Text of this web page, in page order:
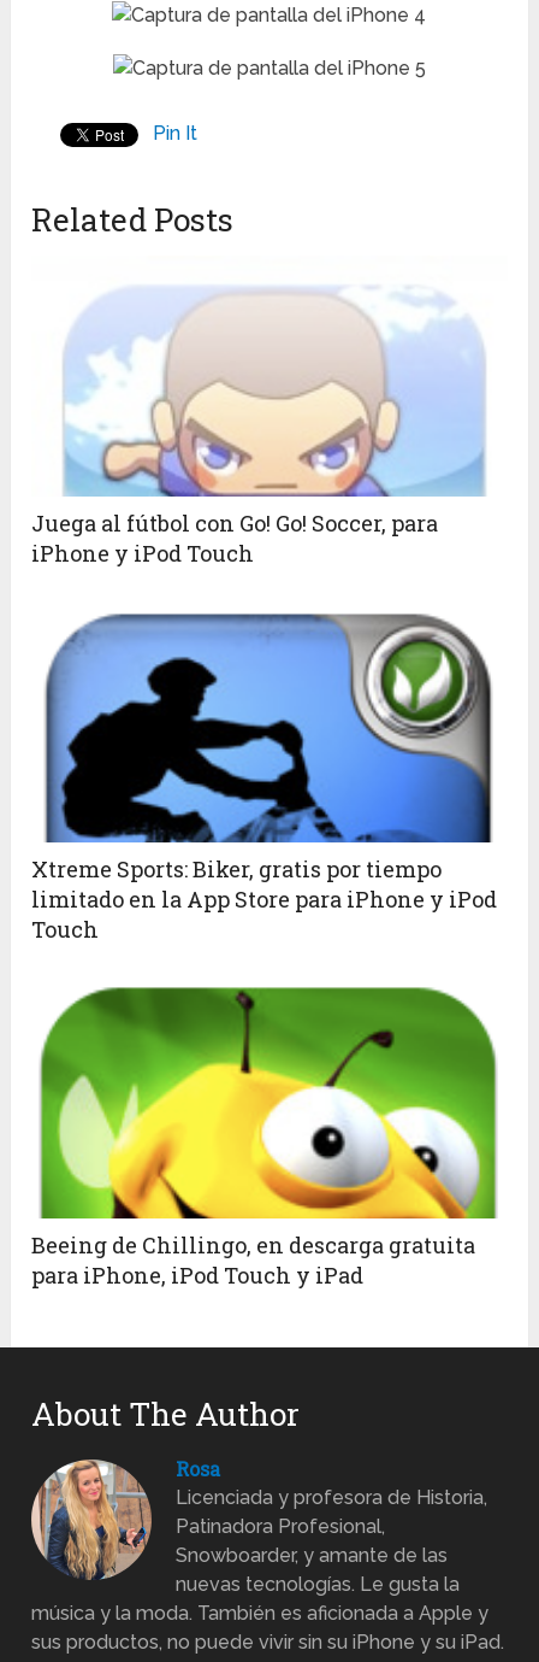
Pin It
Related Posts
Juega al fútbol con Go! Go! Soccer, para
iPhone y iPod Touch
Xtreme Sports: Biker, gratis por tiempo
limitado en la App Store para iPhone y iPod
Touch
Beeing de Chillingo, en descarga gratuita
para iPhone, iPod Touch y iPad
About The Author
Rosa
Licenciada y profesora de Historia,
Patinadora Profesional,
Snowboarder, y amante de las
nuevas tecnologías. Le gusta la
música y la moda. También es aficionada a Apple y
sus productos, no puede vivir sin su iPhone y su iPad.